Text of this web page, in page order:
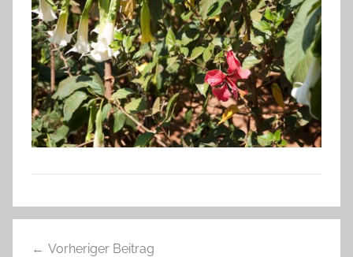
Vorheriger Beitrag